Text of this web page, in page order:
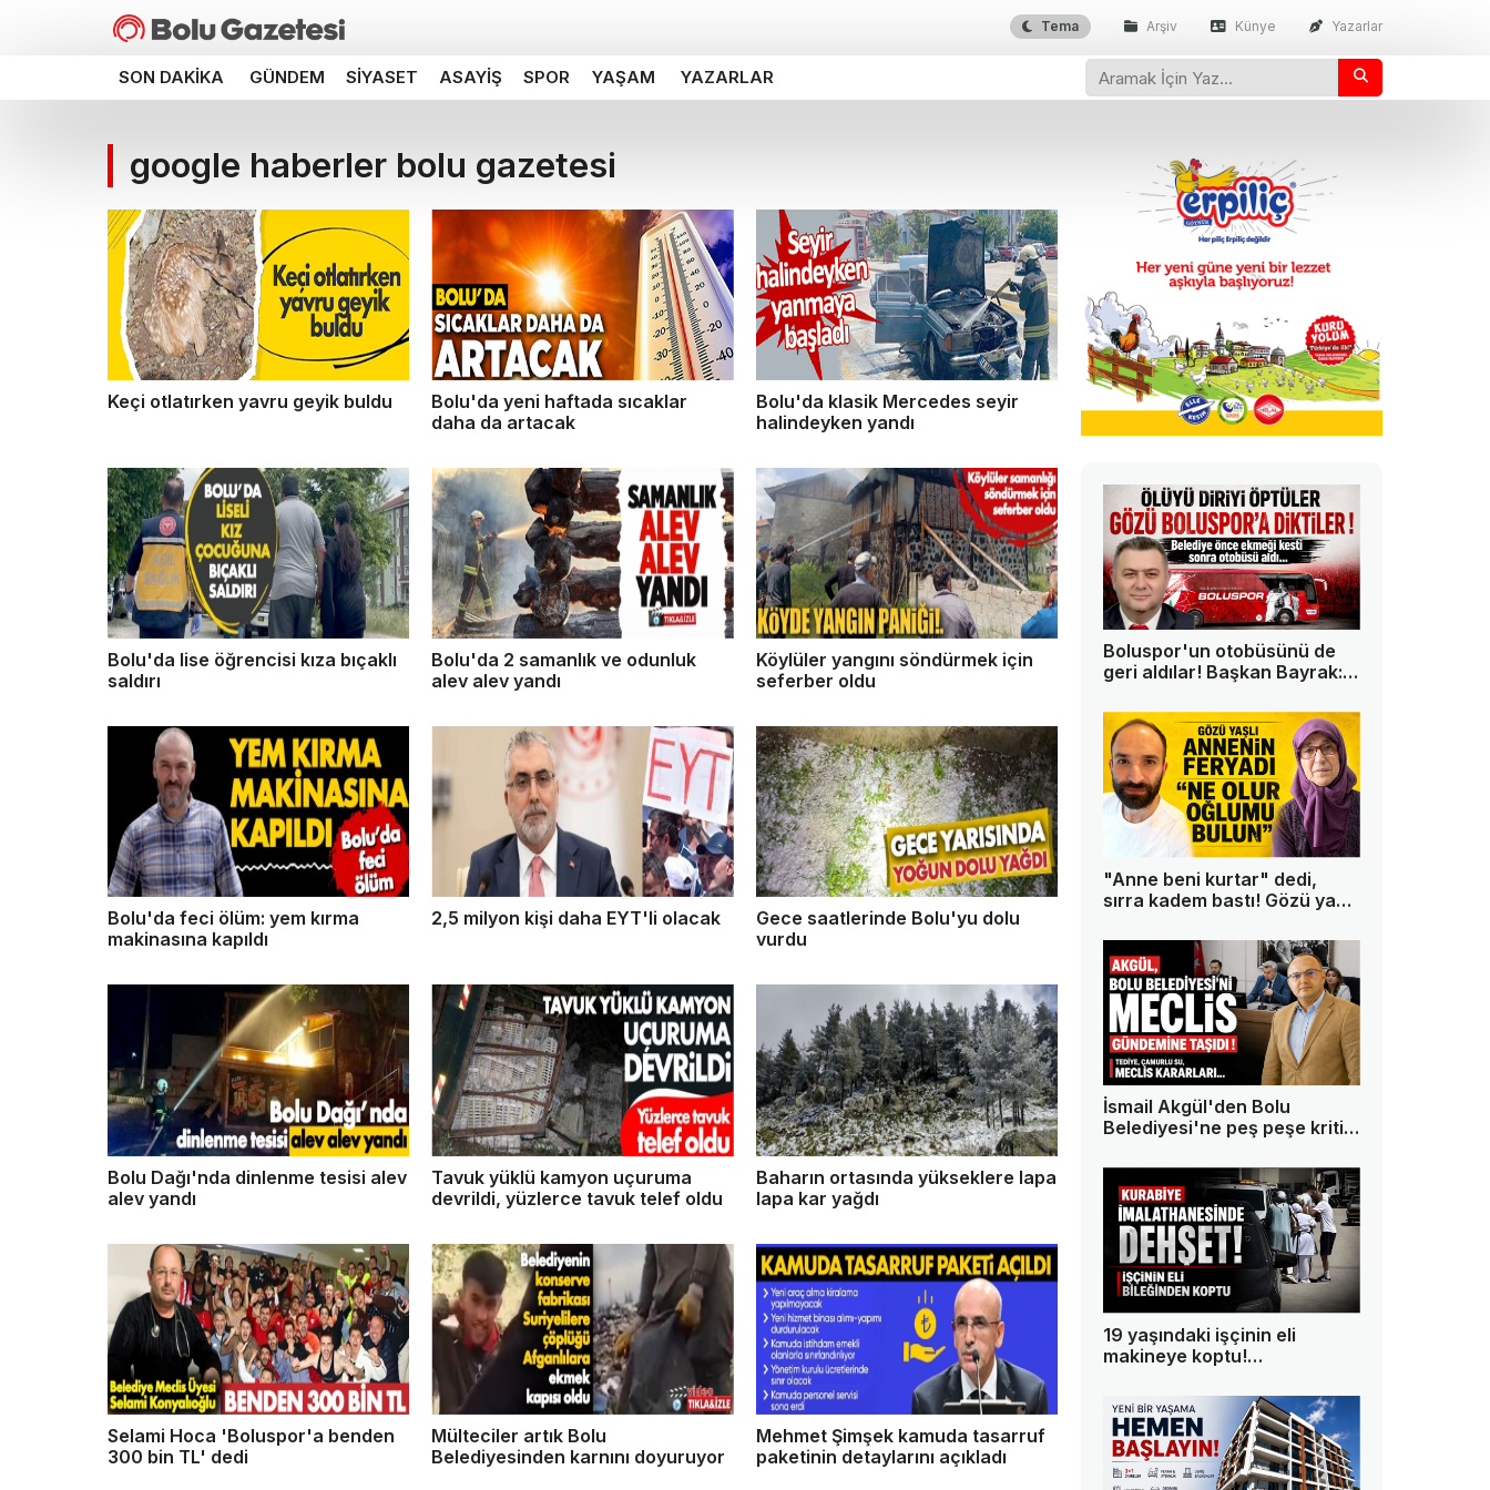
Tema Arşiv Künye Yazarlar
SON DAKIKA GÜNDEM SIYASET ASAYIŞ SPOR YAŞAM YAZARLAR
google haberler bolu gazetesi
Keçi otlatırken yavru geyik buldu
Bolu'da yeni haftada sıcaklar
daha da artacak
Bolu'da klasik Mercedes seyir
halindeyken yandı
Bolu'da lise öğrencisi kıza bıçaklı
saldırı
Bolu'da 2 samanlık ve odunluk
alev alev yandı
Köylüler yangını söndürmek için
seferber oldu
Bolu'da feci ölüm: yem kırma
makinasına kapıldı
2,5 milyon kişi daha EYT'li olacak
Gece saatlerinde Bolu'yu dolu
vurdu
Bolu Dağı'nda dinlenme tesisi alev
alev yandı
Tavuk yüklü kamyon uçuruma
devrildi, yüzlerce tavuk telef oldu
Baharın ortasında yükseklere lapa
lapa kar yağdı
Selami Hoca 'Boluspor'a benden
300 bin TL' dedi
Mülteciler artık Bolu
Belediyesinden karnını doyuruyor
Mehmet Şimşek kamuda tasarruf
paketinin detaylarını açıkladı
Boluspor'un otobüsünü de
geri aldılar! Başkan Bayrak:
ben değilim"
"Anne beni kurtar" dedi,
sırra kadem bastı! Gözü yaşlı
haber alamıyor
İsmail Akgül'den Bolu
Belediyesi'ne peş peşe kritik
19 yaşındaki işçinin eli
makineye koptu!